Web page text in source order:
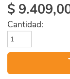
$
Cantidad: